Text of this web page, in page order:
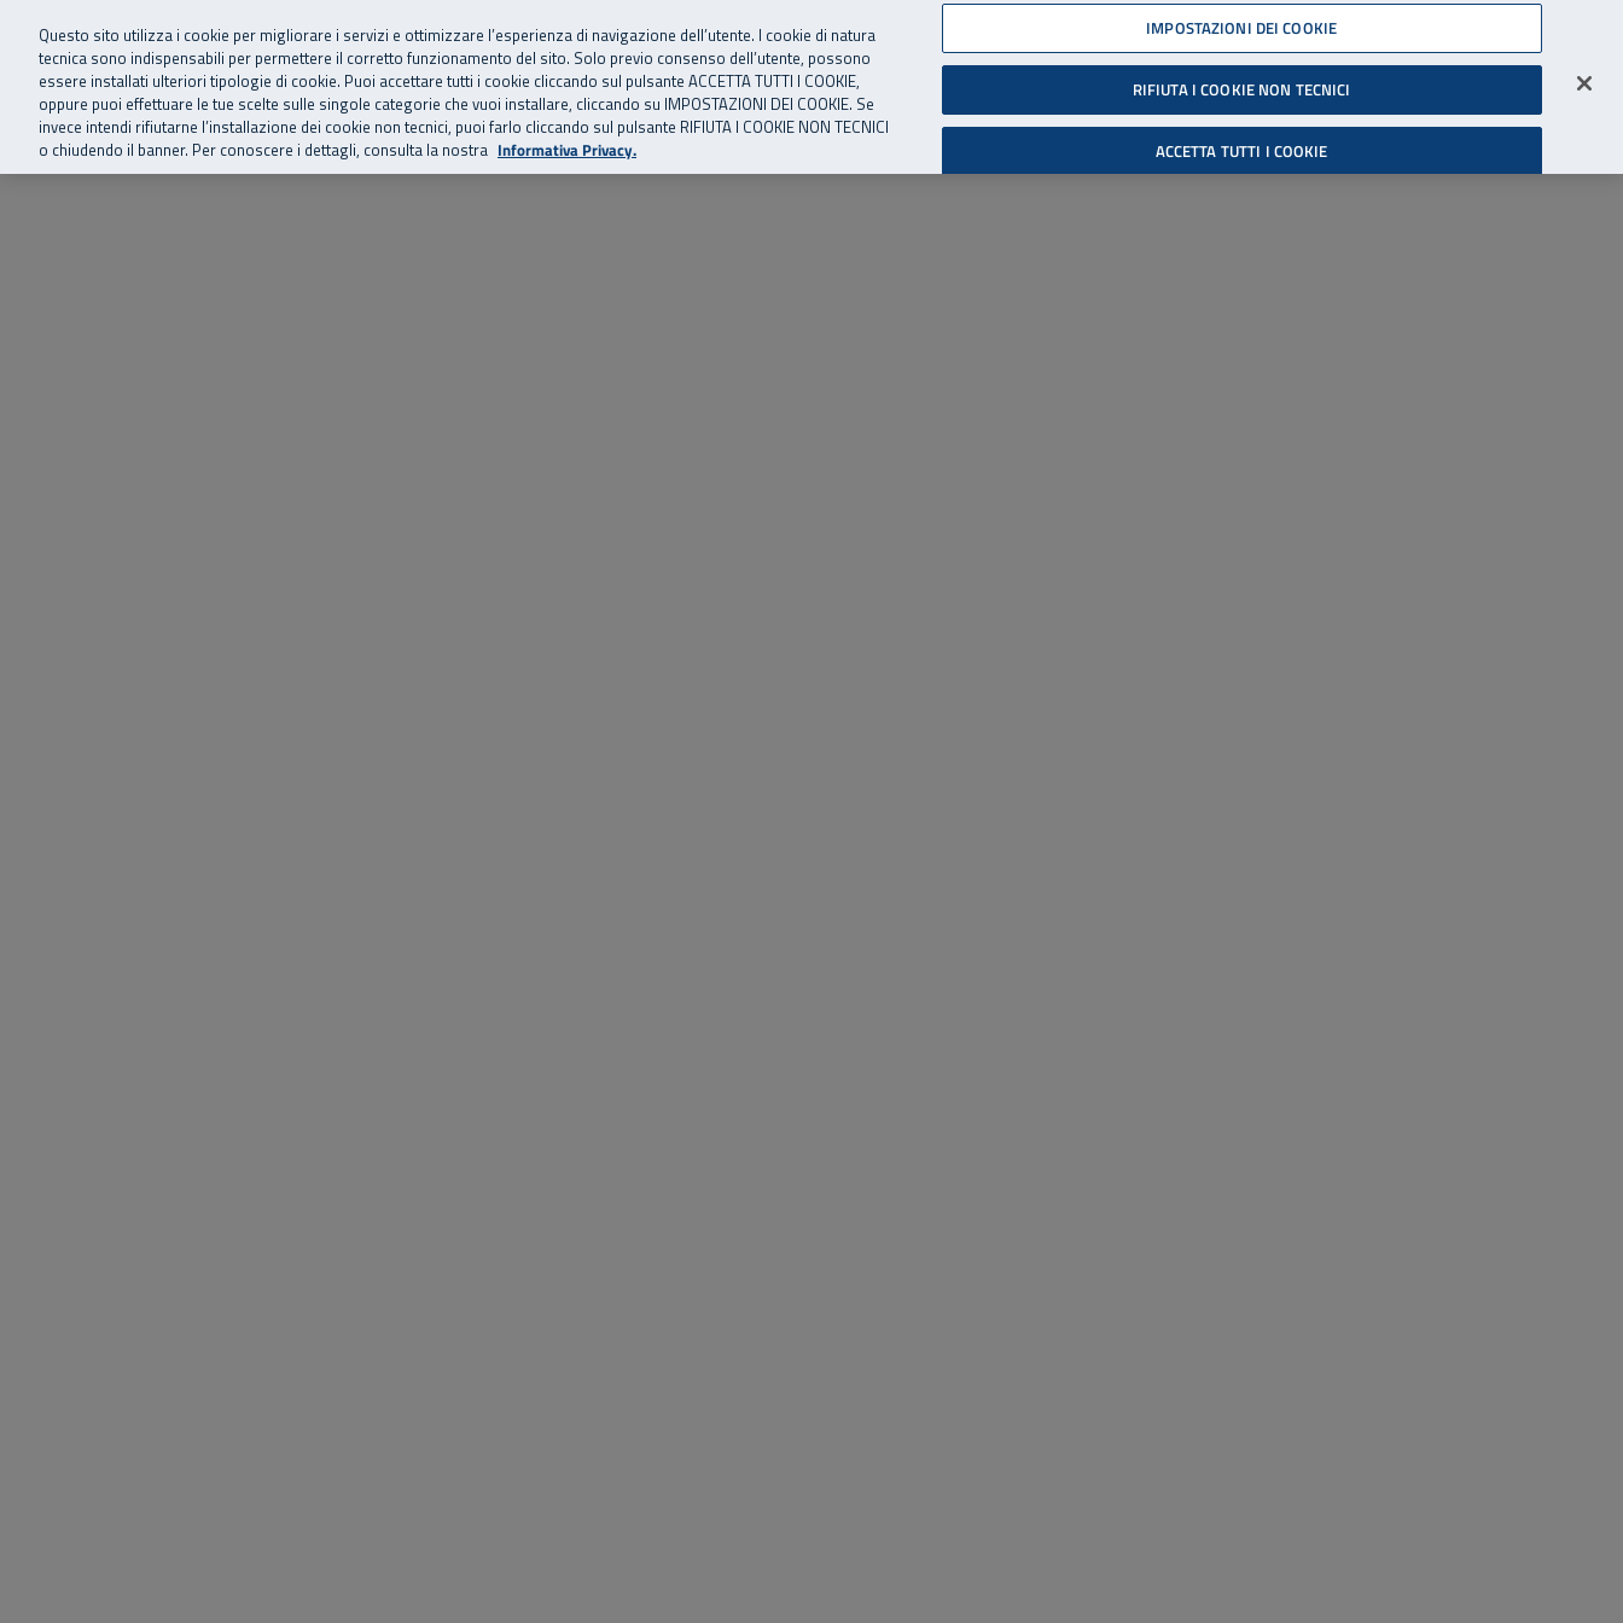
Vai al menu principale
Vai al contenuto principale
Vai al Footer 06 45539607
SuperAbile - il Contact Center Inail per il mondo della disabilità
Home Chi siamo Storie, news ed eventi Risorse utili Supporto Accessibilità
Cerca
Accedi all'area riservata
Questo sito utilizza i cookie per migliorare i servizi e ottimizzare l’esperienza di navigazione dell’utente. I cookie di natura
tecnica sono indispensabili per permettere il corretto funzionamento del sito. Solo previo consenso dell’utente, possono
essere installati ulteriori tipologie di cookie. Puoi accettare tutti i cookie cliccando sul pulsante ACCETTA TUTTI I COOKIE,
oppure puoi effettuare le tue scelte sulle singole categorie che vuoi installare, cliccando su IMPOSTAZIONI DEI COOKIE. Se
invece intendi rifiutarne l’installazione dei cookie non tecnici, puoi farlo cliccando sul pulsante RIFIUTA I COOKIE NON TECNICI
o chiudendo il banner. Per conoscere i dettagli, consulta la nostra Informativa Privacy.
IMPOSTAZIONI DEI COOKIE
RIFIUTA I COOKIE NON TECNICI
ACCETTA TUTTI I COOKIE